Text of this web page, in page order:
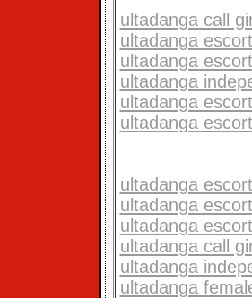
ultadanga call
ultadanga
ultadanga escort
ultadanga
ultadanga
ultadanga
ultadanga
ultadanga escort
ultadanga
ultadanga call
ultadanga
ultadanga